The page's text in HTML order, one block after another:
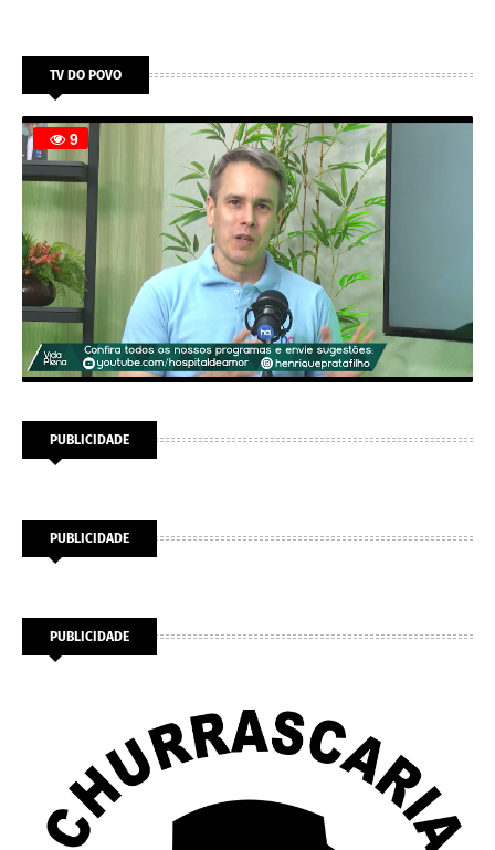
TV DO POVO
PUBLICIDADE
PUBLICIDADE
PUBLICIDADE